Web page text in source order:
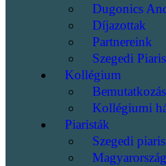
Dugonics
Díjazottak
Partnereink
Szegedi
Kollégium
Bemutatkozás
Kollégiumi
Piaristák
Szegedi